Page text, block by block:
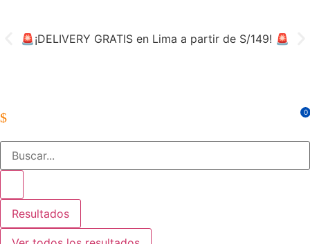
🚨¡DELIVERY GRATIS en Lima a partir de S/149! 🚨
0
Resultados